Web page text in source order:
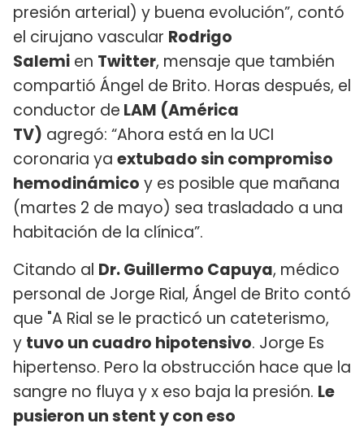
presión arterial) y buena evolución”, contó
el cirujano vascular Rodrigo
Salemi en Twitter, mensaje que también
compartió Ángel de Brito. Horas después, el
conductor de LAM (América
TV) agregó: “Ahora está en la UCI
coronaria ya extubado sin compromiso
hemodinámico y es posible que mañana
(martes 2 de mayo) sea trasladado a una
habitación de la clínica”.
Citando al Dr. Guillermo Capuya, médico
personal de Jorge Rial, Ángel de Brito contó
que "A Rial se le practicó un cateterismo,
y tuvo un cuadro hipotensivo. Jorge Es
hipertenso. Pero la obstrucción hace que la
sangre no fluya y x eso baja la presión. Le
pusieron un stent y con eso